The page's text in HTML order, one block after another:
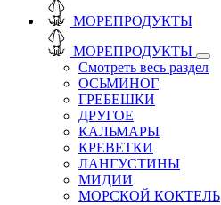
МОРЕПРОДУКТЫ
МОРЕПРОДУКТЫ
Смотреть весь раздел
ОСЬМИНОГ
ГРЕБЕШКИ
ДРУГОЕ
КАЛЬМАРЫ
КРЕВЕТКИ
ЛАНГУСТИНЫ
МИДИИ
МОРСКОЙ КОКТЕЛЬ